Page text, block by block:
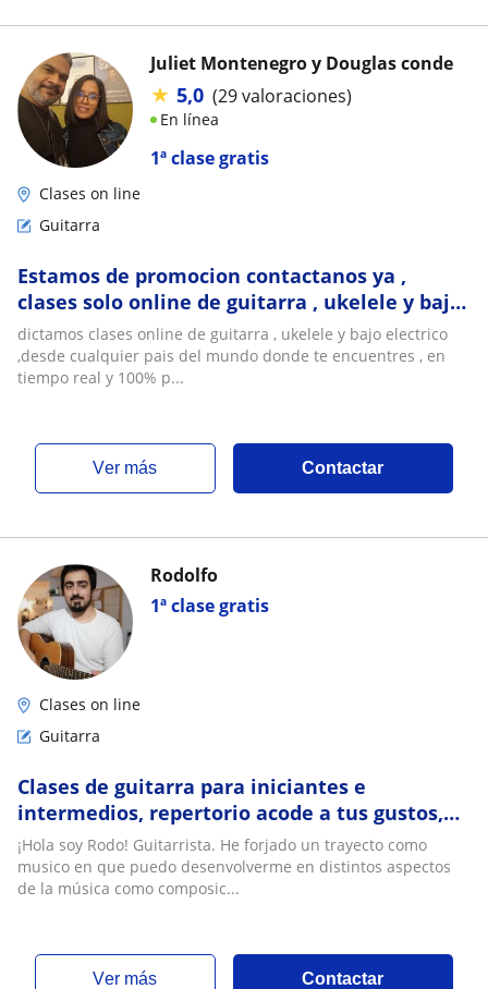
1ª clase gratis
Juliet Montenegro y Douglas conde
★ 5,0 (29 valoraciones)
En línea
Clases on line
Guitarra
Estamos de promocion contactanos ya ,
clases solo online de guitarra , ukelele y bajo
electrico, método dinámico en tiempo real y
personalizado
dictamos clases online de guitarra , ukelele y bajo electrico
,desde cualquier pais del mundo donde te encuentres , en
tiempo real y 100% p...
ver más Contactar
1ª clase gratis
Rodolfo
Clases on line
Guitarra
Clases de guitarra para iniciantes e
intermedios, repertorio acode a tus gustos,
armonía e improvisación para iniciantes e
intermedios
¡Hola soy Rodo! Guitarrista. He forjado un trayecto como
musico en que puedo desenvolverme en distintos aspectos
de la música como composic...
ver más Contactar